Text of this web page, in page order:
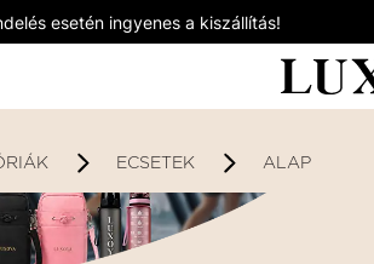
esetén ingyenes a kiszállítás!
ECSETEK ALAPOZÓ 01